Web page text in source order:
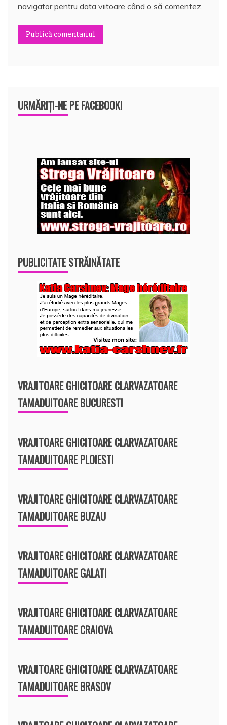
navigator pentru data viitoare când o să comentez.
URMĂRIȚI-NE PE FACEBOOK!
PUBLICITATE STRĂINĂTATE
VRAJITOARE GHICITOARE CLARVAZATOARE
TAMADUITOARE BUCURESTI
VRAJITOARE GHICITOARE CLARVAZATOARE
TAMADUITOARE PLOIESTI
VRAJITOARE GHICITOARE CLARVAZATOARE
TAMADUITOARE BUZAU
VRAJITOARE GHICITOARE CLARVAZATOARE
TAMADUITOARE GALATI
VRAJITOARE GHICITOARE CLARVAZATOARE
TAMADUITOARE CRAIOVA
VRAJITOARE GHICITOARE CLARVAZATOARE
TAMADUITOARE BRASOV